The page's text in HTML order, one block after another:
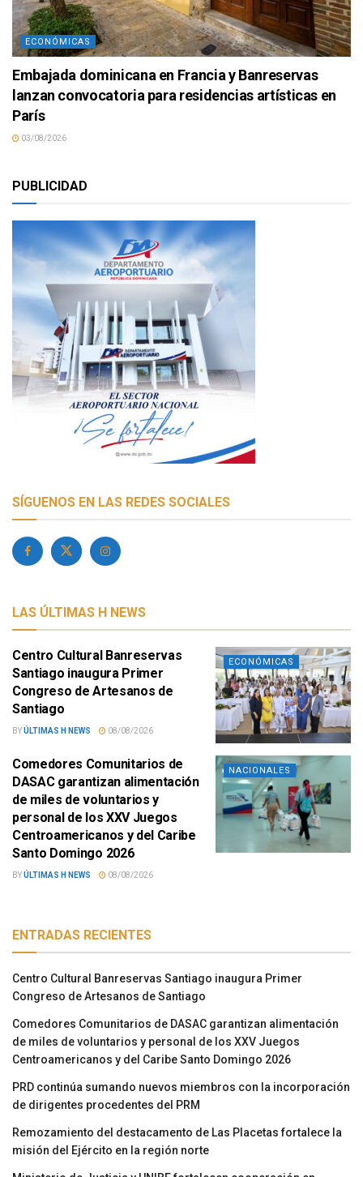
ECONÓMICAS
Embajada dominicana en Francia y Banreservas
lanzan convocatoria para residencias artísticas en
París
03/08/2026
PUBLICIDAD
SÍGUENOS EN LAS REDES SOCIALES
LAS ÚLTIMAS H NEWS
ECONÓMICAS
Centro Cultural Banreservas
Santiago inaugura Primer
Congreso de Artesanos de
Santiago
BYÚLTIMAS H NEWS 08/08/2026
NACIONALES
Comedores Comunitarios de
DASAC garantizan alimentación
de miles de voluntarios y
personal de los XXV Juegos
Centroamericanos y del Caribe
Santo Domingo 2026
BYÚLTIMAS H NEWS 08/08/2026
ENTRADAS RECIENTES
Centro Cultural Banreservas Santiago inaugura Primer
Congreso de Artesanos de Santiago
Comedores Comunitarios de DASAC garantizan alimentación
de miles de voluntarios y personal de los XXV Juegos
Centroamericanos y del Caribe Santo Domingo 2026
PRD continúa sumando nuevos miembros con la incorporación
de dirigentes procedentes del PRM
Remozamiento del destacamento de Las Placetas fortalece la
misión del Ejército en la región norte